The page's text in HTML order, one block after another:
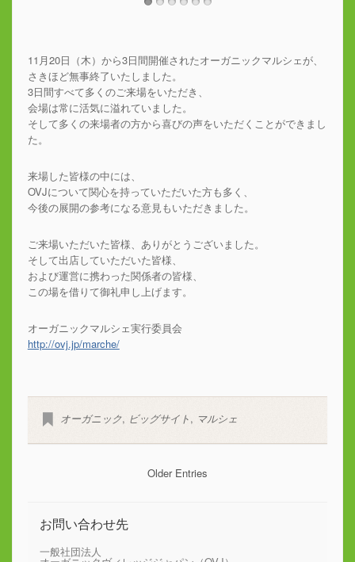
11月20日（木）から3日間開催されたオーガニックマルシェが、
さきほど無事終了いたしました。
3日間すべて多くのご来場をいただき、
会場は常に活気に溢れていました。
そして多くの来場者の方から喜びの声をいただくことができまし
た。
来場した皆様の中には、
OVJについて関心を持っていただいた方も多く、
今後の展開の参考になる意見もいただきました。
ご来場いただいた皆様、ありがとうございました。
そして出店していただいた皆様、
および運営に携わった関係者の皆様、
この場を借りて御礼申し上げます。
オーガニックマルシェ実行委員会
http://ovj.jp/marche/
オーガニック, ビッグサイト, マルシェ
Older Entries
お問い合わせ先
一般社団法人